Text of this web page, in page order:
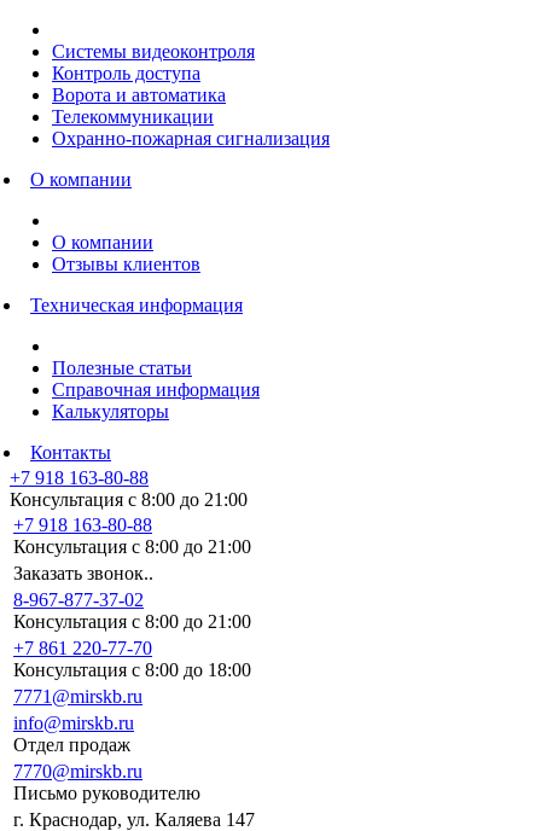
Системы видеоконтроля
Контроль доступа
Ворота и автоматика
Телекоммуникации
Охранно-пожарная сигнализация
О компании
О компании
Отзывы клиентов
Техническая информация
Полезные статьи
Справочная информация
Калькуляторы
Контакты
+7 918 163-80-88
Консультация с 8:00 до 21:00
+7 918 163-80-88
Консультация с 8:00 до 21:00
Заказать звонок..
8-967-877-37-02
Консультация с 8:00 до 21:00
+7 861 220-77-70
Консультация с 8:00 до 18:00
7771@mirskb.ru
info@mirskb.ru
Отдел продаж
7770@mirskb.ru
Письмо руководителю
г. Краснодар, ул. Каляева 147